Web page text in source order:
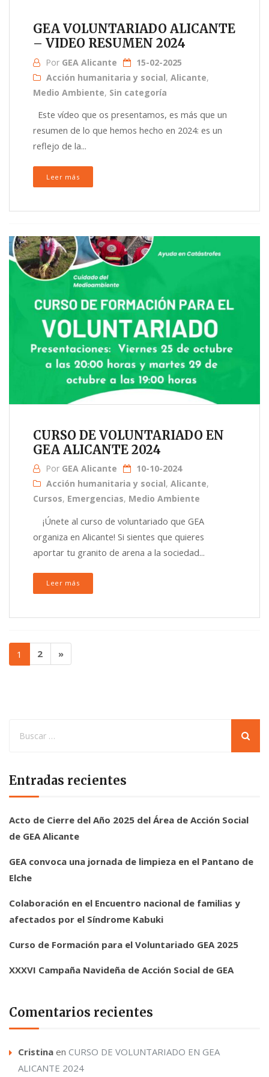
GEA VOLUNTARIADO ALICANTE
– VIDEO RESUMEN 2024
Por GEA Alicante
15-02-2025
Acción humanitaria y social, Alicante,
Medio Ambiente, Sin categoría
Este vídeo que os presentamos, es más que un
resumen de lo que hemos hecho en 2024: es un
reflejo de la...
Leer más
CURSO DE VOLUNTARIADO EN
GEA ALICANTE 2024
Por GEA Alicante
10-10-2024
Acción humanitaria y social, Alicante,
Cursos, Emergencias, Medio Ambiente
¡Únete al curso de voluntariado que GEA
organiza en Alicante! Si sientes que quieres
aportar tu granito de arena a la sociedad...
Leer más
1 2 »
Entradas recientes
Acto de Cierre del Año 2025 del Área de Acción Social
de GEA Alicante
GEA convoca una jornada de limpieza en el Pantano de
Elche
Colaboración en el Encuentro nacional de familias y
afectados por el Síndrome Kabuki
Curso de Formación para el Voluntariado GEA 2025
XXXVI Campaña Navideña de Acción Social de GEA
Comentarios recientes
Cristina en CURSO DE VOLUNTARIADO EN GEA
ALICANTE 2024